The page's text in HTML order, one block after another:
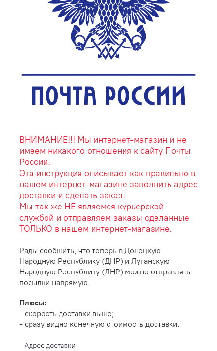
ВНИМАНИЕ!!! Мы интернет-магазин и не
имеем никакого отношения к сайту Почты
России.
Эта инструкция описывает как правильно в
нашем интернет-магазине заполнить адрес
доставки и сделать заказ.
Мы так же НЕ являемся курьерской
службой и отправляем заказы сделанные
ТОЛЬКО в нашем интернет-магазине.
Рады сообщить, что теперь в Донецкую
Народную Республику (ДНР) и Луганскую
Народную Республику (ЛНР) можно отправлять
посылки напрямую.
Плюсы:
- скорость доставки выше;
- сразу видно конечную стоимость доставки.